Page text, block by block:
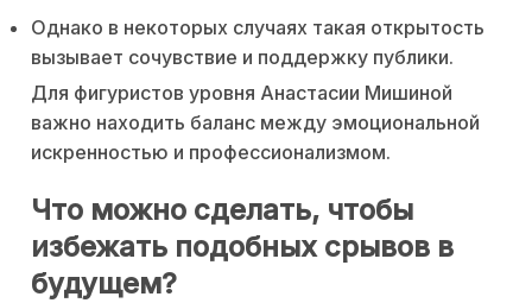
Однако в некоторых случаях такая открытость
вызывает сочувствие и поддержку публики.
Для фигуристов уровня Анастасии Мишиной
важно находить баланс между эмоциональной
искренностью и профессионализмом.
Что можно сделать, чтобы
избежать подобных срывов в
будущем?